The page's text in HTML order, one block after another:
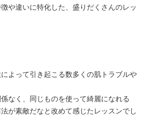
や違いに特化した、盛りだくさんのレッ
よって引き起こる数多くの肌トラブルや
なく、同じものを使って綺麗になれる
が素敵だなと改めて感じたレッスンでし